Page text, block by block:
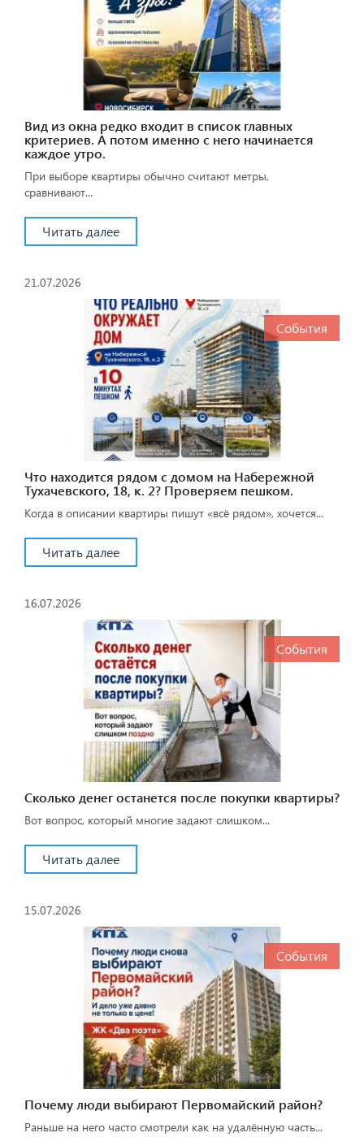
Вид из окна редко входит в список главных
критериев. А потом именно с него начинается
каждое утро.
При выборе квартиры обычно считают метры,
сравнивают...
Читать далее
21.07.2026
События
Что находится рядом с домом на Набережной
Тухачевского, 18, к. 2? Проверяем пешком.
Когда в описании квартиры пишут «всё рядом», хочется...
Читать далее
16.07.2026
События
Сколько денег останется после покупки квартиры?
Вот вопрос, который многие задают слишком...
Читать далее
15.07.2026
События
Почему люди выбирают Первомайский район?
Раньше на него часто смотрели как на удалённую часть...